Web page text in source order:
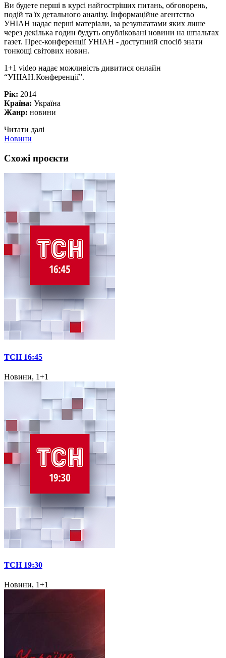
Ви будете перші в курсі найгостріших питань, обговорень,
подій та їх детального аналізу. Інформаційне агентство
УНІАН надає перші матеріали, за результатами яких лише
через декілька годин будуть опубліковані новини на шпальтах
газет. Прес-конференції УНІАН - доступний спосіб знати
тонкощі світових новин.
1+1 video надає можливість дивитися онлайн
“УНІАН.Конференції”.
Рік: 2014
Країна: Україна
Жанр: новини
Читати далі
Новини
Схожі проєкти
ТСН 16:45
Новини, 1+1
ТСН 19:30
Новини, 1+1